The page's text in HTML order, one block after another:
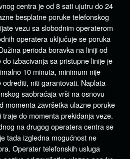
centra je od 8 sati ujutru do 24
besplatne poruke telefonskog
vezu sa slobodnim operaterom
operatera uključuje se poruka
perioda boravka na liniji od
izbacivanja sa pristupne linije je
10 minuta, minimum nije
niti garantovati. Naplata
saobraćaja vrši na osnovu
momenta završetka ulazne poruke
do momenta prekidanja veze.
na drugog operatera centra se
tada izgledna mogućnost ne
Operater telefonskih usluga